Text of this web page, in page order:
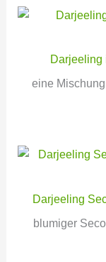
Darjeeling
eine
Darjeeling
blumiger